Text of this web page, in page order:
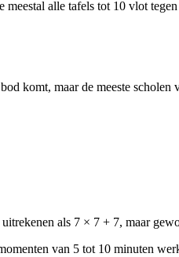
alle tafels tot 10 vlot
komt, maar de meeste scholen
als 7 × 7 + 7, maar
van 5 tot 10 minuten